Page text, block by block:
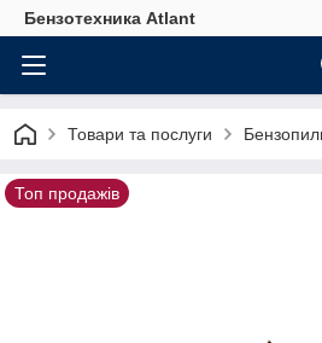
Бензотехника Atlant
Товари та послуги
Топ продажів